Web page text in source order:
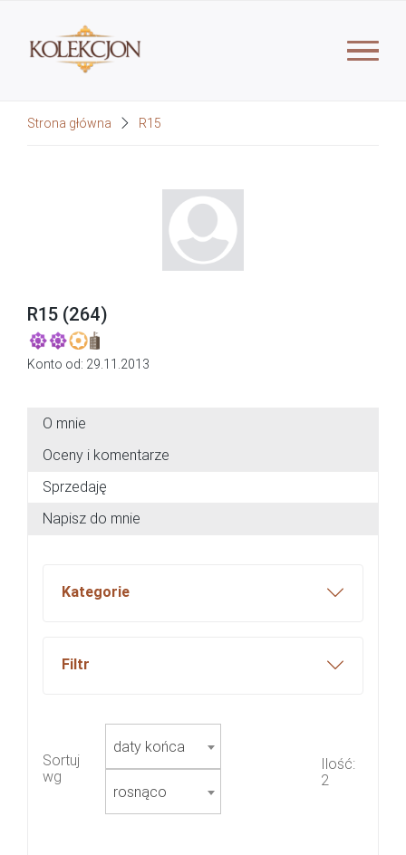
Strona główna R15
R15 (264)
Konto od: 29.11.2013
O mnie
Oceny i komentarze
Sprzedaję
Napisz do mnie
Kategorie
Filtr
Sortuj
wg
daty końca
rosnąco
Ilość:
2